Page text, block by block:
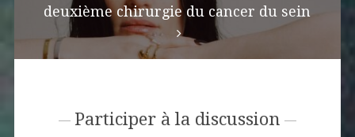
deuxième chirurgie du cancer du sein
Participer à la discussion